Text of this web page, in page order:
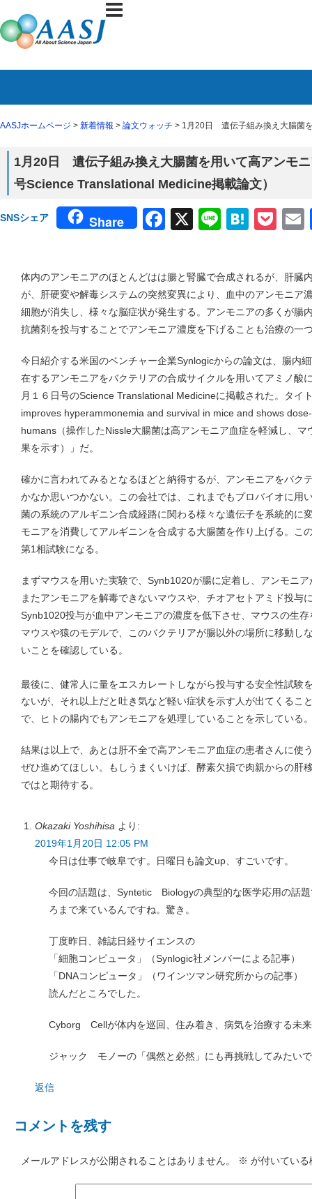
AASJホームページ > 新着情報 > 論文ウォッチ > 1月20日 遺伝子組み換え大腸菌
1月20日 遺伝子組み換え大腸菌を用いて高アンモ
号Science Translational Medicine掲載論文）
SNSシェア Share Facebook
X Line
体内のアンモニアのほとんどはは腸と腎臓で合成されるが、肝臓
が、肝硬変や解毒システムの突然変異により、血中のアンモニア
細胞が消失し、様々な脳症状が発生する。アンモニアの多くが腸
抗菌剤を投与することでアンモニア濃度を下げることも治療の一
今日紹介する米国のベンチャー企業Synlogicからの論文は、腸内
在するアンモニアをバクテリアの合成サイクルを用いてアミノ酸
月１６日号のScience Translational Medicineに掲載された。タイ
improves hyperammonemia and survival in mice and shows
humans（操作したNissle大腸菌は高アンモニア血症を軽減し、
果を示す）」だ。
確かに言われてみるとなるほどと納得するが、アンモニアをバク
かなか思いつかない。この会社では、これまでもプロバイオに用
菌の系統のアルギニン合成経路に関わる様々な遺伝子を系統的に
モニアを消費してアルギニンを合成する大腸菌を作り上げる。こ
第1相試験になる。
まずマウスを用いた実験で、Synb1020が腸に定着し、アンモニ
またアンモニアを解毒できないマウスや、チオアセトアミド投与
Synb1020投与が血中アンモニアの濃度を低下させ、マウスの生
マウスや猿のモデルで、このバクテリアが腸以外の場所に移動し
いことを確認している。
最後に、健常人に量をエスカレートしながら投与する安全性試験
ないが、それ以上だと吐き気など軽い症状を示す人が出てくるこ
で、ヒトの腸内でもアンモニアを処理していることを示している
結果は以上で、あとは肝不全で高アンモニア血症の患者さんに使
ぜひ進めてほしい。もしうまくいけば、酵素欠損で肉親からの肝
ではと期待する。
Okazaki Yoshihisa より:
2019年1月20日 12:05 PM
今日は仕事で岐阜です。日曜日も論文up、すごいです。
今回の話題は、Syntetic Biologyの典型的な医学応用の話
ろまで来ているんですね。驚き。
丁度昨日、雑誌日経サイエンスの
「細胞コンピュータ」（Synlogic社メンバーによる記事）
「DNAコンピュータ」（ワインツマン研究所からの記事）
読んだところでした。
Cyborg Cellが体内を巡回、住み着き、病気を治療する未
ジャック モノーの「偶然と必然」にも再挑戦してみたい
返信
コメントを残す
メールアドレスが公開されることはありません。 ※ が付いてい